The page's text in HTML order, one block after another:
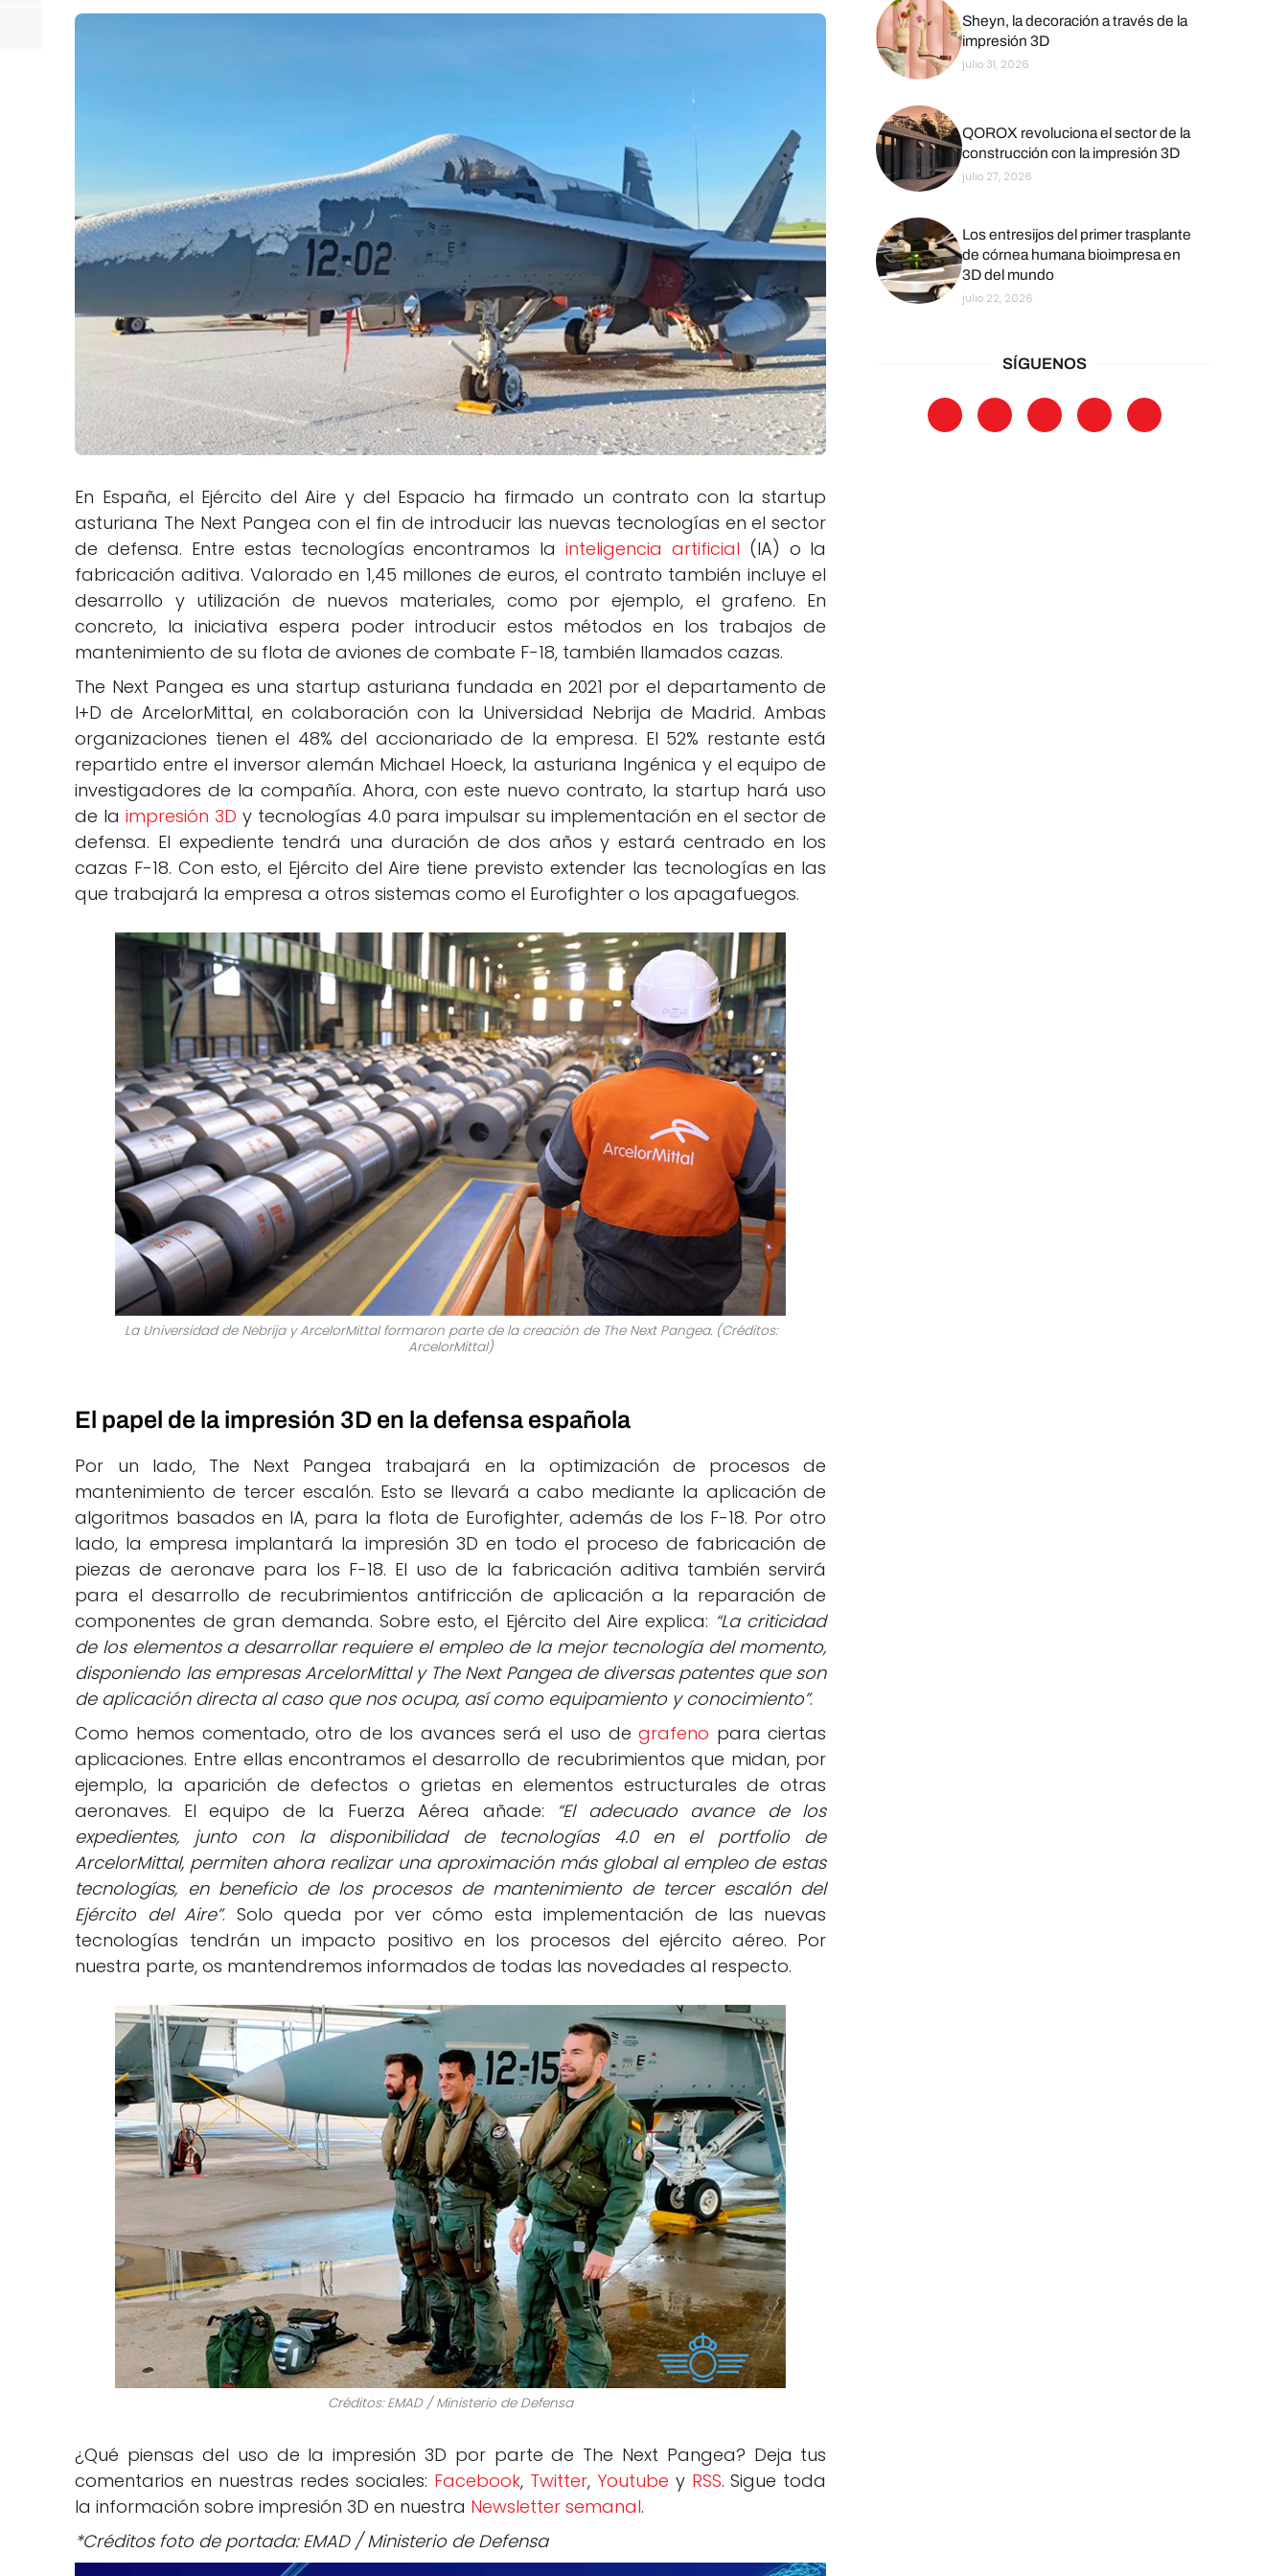
Negocios
En España, el Ejército del Aire y del Espacio ha firmado un contrato con la startup
asturiana The Next Pangea con el fin de introducir las nuevas tecnologías en el sector
de defensa. Entre estas tecnologías encontramos lainteligencia artificial (IA) o la
fabricación aditiva. Valorado en 1,45 millones de euros, el contrato también incluye el
desarrollo y utilización de nuevos materiales, como por ejemplo, el grafeno. En
concreto, la iniciativa espera poder introducir estos métodos en los trabajos de
mantenimiento de su flota de aviones de combate F-18, también llamados cazas.
The Next Pangea es una startup asturiana fundada en 2021 por el departamento de
I+D de ArcelorMittal, en colaboración con la Universidad Nebrija de Madrid. Ambas
organizaciones tienen el 48% del accionariado de la empresa. El 52% restante está
repartido entre el inversor alemán Michael Hoeck, la asturiana Ingénica y el equipo de
investigadores de la compañía. Ahora, con este nuevo contrato, la startup hará uso
de laimpresión 3D y tecnologías 4.0 para impulsar su implementación en el sector de
defensa. El expediente tendrá una duración de dos años y estará centrado en los
cazas F-18. Con esto, el Ejército del Aire tiene previsto extender las tecnologías en las
que trabajará la empresa a otros sistemas como el Eurofighter o los apagafuegos.
La Universidad de Nebrija y ArcelorMittal formaron parte de la creación de The Next Pangea. (Créditos:
ArcelorMittal)
El papel de la impresión 3D en la defensa española
Por un lado, The Next Pangea trabajará en la optimización de procesos de
mantenimiento de tercer escalón. Esto se llevará a cabo mediante la aplicación de
algoritmos basados en IA, para la flota de Eurofighter, además de los F-18. Por otro
lado, la empresa implantará la impresión 3D en todo el proceso de fabricación de
piezas de aeronave para los F-18. El uso de la fabricación aditiva también servirá
para el desarrollo de recubrimientos antifricción de aplicación a la reparación de
componentes de gran demanda. Sobre esto, el Ejército del Aire explica: “La criticidad
de los elementos a desarrollar requiere el empleo de la mejor tecnología del momento,
disponiendo las empresas ArcelorMittal y The Next Pangea de diversas patentes que son
de aplicación directa al caso que nos ocupa, así como equipamiento y conocimiento”.
Como hemos comentado, otro de los avances será el uso degrafeno para ciertas
aplicaciones. Entre ellas encontramos el desarrollo de recubrimientos que midan, por
ejemplo, la aparición de defectos o grietas en elementos estructurales de otras
aeronaves. El equipo de la Fuerza Aérea añade:
“El adecuado avance de los
expedientes, junto con la disponibilidad de tecnologías 4.0 en el portfolio de
ArcelorMittal, permiten ahora realizar una aproximación más global al empleo de estas
tecnologías, en beneficio de los procesos de mantenimiento de tercer escalón del
Ejército del Aire”. Solo queda por ver cómo esta implementación de las nuevas
tecnologías tendrán un impacto positivo en los procesos del ejército aéreo. Por
nuestra parte, os mantendremos informados de todas las novedades al respecto.
Créditos: EMAD / Ministerio de Defensa
¿Qué piensas del uso de la impresión 3D por parte de The Next Pangea? Deja tus
comentarios en nuestras redes sociales: Facebook, Twitter, Youtube y RSS. Sigue toda
la información sobre impresión 3D en nuestra Newsletter semanal.
*Créditos foto de portada: EMAD / Ministerio de Defensa
Sheyn, la decoración a través de la
impresión 3D
julio 31, 2026
QOROX revoluciona el sector de la
construcción con la impresión 3D
julio 27, 2026
Los entresijos del primer trasplante
de córnea humana bioimpresa en
3D del mundo
julio 22, 2026
SÍGUENOS